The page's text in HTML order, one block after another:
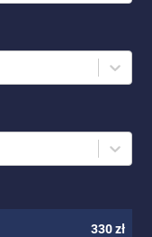
330 zł